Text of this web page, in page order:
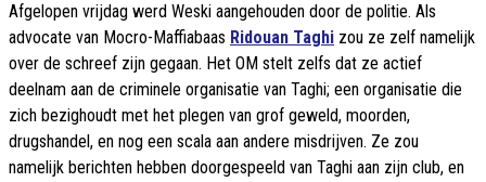
Afgelopen vrijdag werd Weski aangehouden door de politie. Als
advocate van Mocro-Maffiabaas Ridouan Taghi zou ze zelf namelijk
over de schreef zijn gegaan. Het OM stelt zelfs dat ze actief
deelnam aan de criminele organisatie van Taghi; een organisatie die
zich bezighoudt met het plegen van grof geweld, moorden,
drugshandel, en nog een scala aan andere misdrijven. Ze zou
namelijk berichten hebben doorgespeeld van Taghi aan zijn club, en